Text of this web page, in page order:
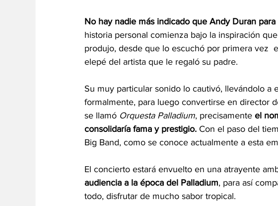
No hay nadie más indicado que Andy Duran
historia personal comienza bajo la inspiración
produjo, desde que lo escuchó por primera vez
elepé del artista que le regaló su padre.
Su muy particular sonido lo cautivó, llevándolo a
formalmente, para luego convertirse en director
se llamó Orquesta Palladium, precisamente el
consolidaría fama y prestigio. Con el paso del
Big Band, como se conoce actualmente a esta
El concierto estará envuelto en una atrayente
audiencia a la época del Palladium, para así
todo, disfrutar de mucho sabor tropical.